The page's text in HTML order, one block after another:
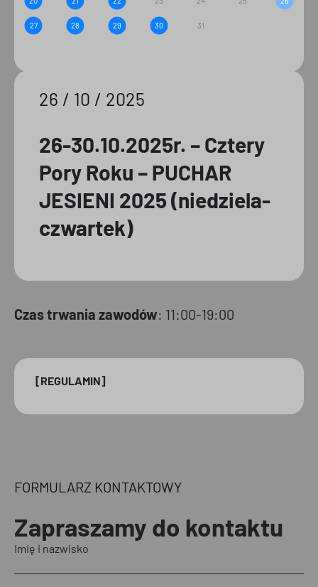
26 / 10 / 2025
26-30.10.2025r. – Cztery
Pory Roku – PUCHAR
JESIENI 2025 (niedziela-
czwartek)
Czas trwania zawodów: 11:00-19:00
27 28 29 30 31
[REGULAMIN]
FORMULARZ KONTAKTOWY
Zapraszamy do kontaktu